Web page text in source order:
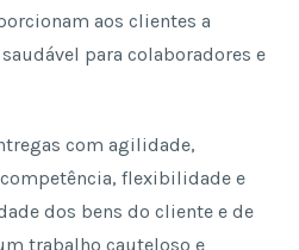
aos clientes a
para colaboradores e
com agilidade,
flexibilidade e
dos bens do cliente e de
trabalho cauteloso e